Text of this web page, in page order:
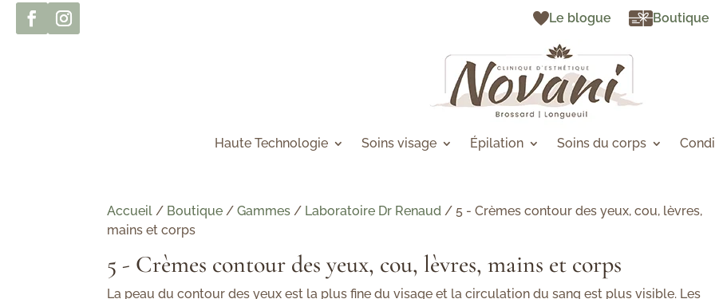
Le blogue Boutique
Haute Technologie Soins visage Épilation Soins du corps
Accueil / Boutique /Gammes / Laboratoire Dr Renaud / 5 - Crèmes contour des yeux, cou, lèvres,
mains et corps
5 - Crèmes contour des yeux, cou, lèvres, mains et corps
La peau du contour des yeux est la plus fine du visage et la circulation du sang est plus visible. Les